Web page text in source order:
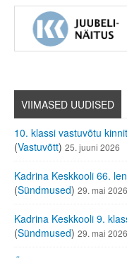
VIIMASED UUDISED
10. klassi vastuvõtu
(Vastuvõtt) 25. juuni 2026
Kadrina Keskkooli 66.
(Sündmused) 29. mai 2026
Kadrina Keskkooli 9.
(Sündmused) 29. mai 2026